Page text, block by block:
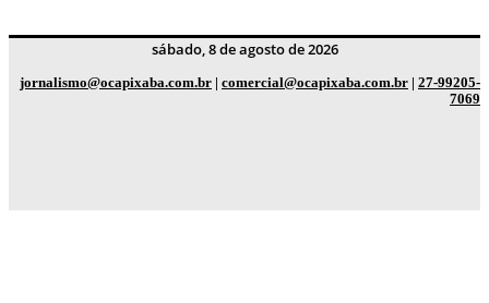
sábado, 8 de agosto de 2026
jornalismo@ocapixaba.com.br | comercial@ocapixaba.com.br | 27-99205-
7069